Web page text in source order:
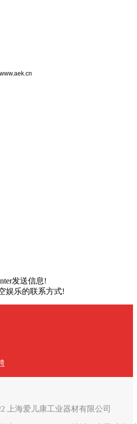
发送信息!
娱乐的联系方式!
上海爱儿康工业器材有限公司